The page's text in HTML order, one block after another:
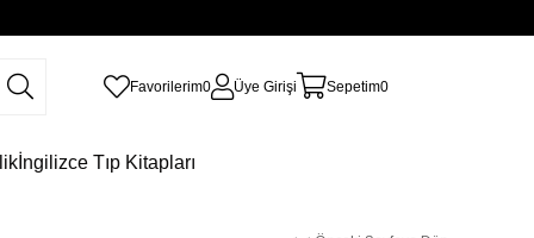
Favorilerim0 Üye Girişi Sepetim0
İngilizce Tıp Kitapları